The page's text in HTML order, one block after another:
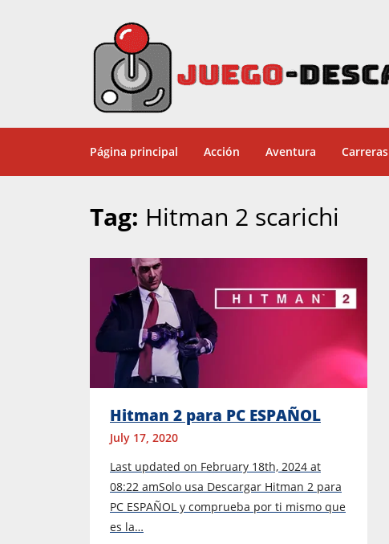
Página principal Acción Aventura Carreras
Tag: Hitman 2 scarichi
Hitman 2 para PC ESPAÑOL
July 17, 2020
Last updated on February 18th, 2024 at
08:22 amSolo usa Descargar Hitman 2 para
PC ESPAÑOL y comprueba por ti mismo que
es la…